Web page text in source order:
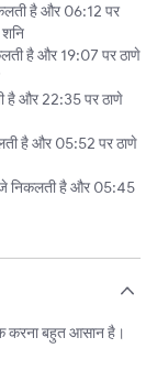
है और 06:12 पर
है और 19:07 पर ठाणे
है और 22:35 पर ठाणे
है और 05:52 पर ठाणे
निकलती है और 05:45
बहुत आसान है।